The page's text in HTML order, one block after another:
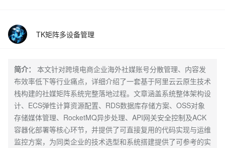
TK矩阵多设备管理
简介：
本文针对跨境电商企业海外社媒账号分散管理、内容发
布效率低下等行业痛点，详细介绍了一套基于阿里云云原生技术
栈构建的社媒矩阵系统完整落地过程。文章涵盖系统整体架构设
计、ECS弹性计算资源配置、RDS数据库存储方案、OSS对象
存储媒体管理、RocketMQ异步处理、API网关安全控制及ACK
容器化部署等核心环节，并提供了可直接复用的代码实现与运维
监控方案，为同类企业的技术选型和系统搭建提供了可参考的实